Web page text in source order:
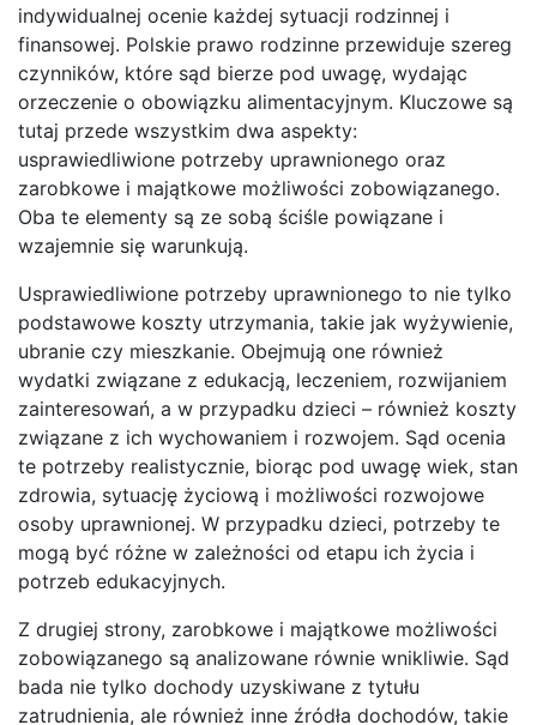
indywidualnej ocenie każdej sytuacji rodzinnej i
finansowej. Polskie prawo rodzinne przewiduje szereg
czynników, które sąd bierze pod uwagę, wydając
orzeczenie o obowiązku alimentacyjnym. Kluczowe są
tutaj przede wszystkim dwa aspekty:
usprawiedliwione potrzeby uprawnionego oraz
zarobkowe i majątkowe możliwości zobowiązanego.
Oba te elementy są ze sobą ściśle powiązane i
wzajemnie się warunkują.
Usprawiedliwione potrzeby uprawnionego to nie tylko
podstawowe koszty utrzymania, takie jak wyżywienie,
ubranie czy mieszkanie. Obejmują one również
wydatki związane z edukacją, leczeniem, rozwijaniem
zainteresowań, a w przypadku dzieci – również koszty
związane z ich wychowaniem i rozwojem. Sąd ocenia
te potrzeby realistycznie, biorąc pod uwagę wiek, stan
zdrowia, sytuację życiową i możliwości rozwojowe
osoby uprawnionej. W przypadku dzieci, potrzeby te
mogą być różne w zależności od etapu ich życia i
potrzeb edukacyjnych.
Z drugiej strony, zarobkowe i majątkowe możliwości
zobowiązanego są analizowane równie wnikliwie. Sąd
bada nie tylko dochody uzyskiwane z tytułu
zatrudnienia, ale również inne źródła dochodów, takie